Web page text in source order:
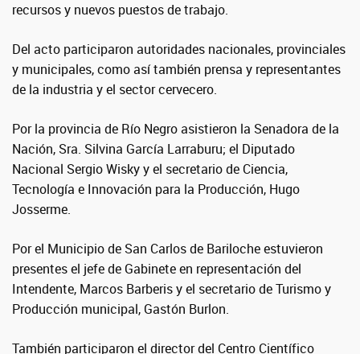
recursos y nuevos puestos de trabajo.
Del acto participaron autoridades nacionales, provinciales
y municipales, como así también prensa y representantes
de la industria y el sector cervecero.
Por la provincia de Río Negro asistieron la Senadora de la
Nación, Sra. Silvina García Larraburu; el Diputado
Nacional Sergio Wisky y el secretario de Ciencia,
Tecnología e Innovación para la Producción, Hugo
Josserme.
Por el Municipio de San Carlos de Bariloche estuvieron
presentes el jefe de Gabinete en representación del
Intendente, Marcos Barberis y el secretario de Turismo y
Producción municipal, Gastón Burlon.
También participaron el director del Centro Científico